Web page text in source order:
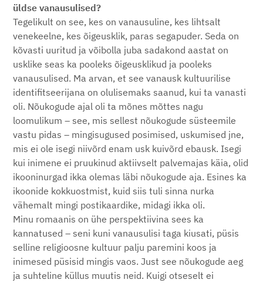
üldse vanausulised?
Tegelikult on see, kes on vanausuline, kes lihtsalt
venekeelne, kes õigeusklik, paras segapuder. Seda on
kõvasti uuritud ja võibolla juba sadakond aastat on
usklike seas ka pooleks õigeusklikud ja pooleks
vanausulised. Ma arvan, et see vanausk kultuurilise
identifitseerijana on olulisemaks saanud, kui ta vanasti
oli. Nõukogude ajal oli ta mõnes mõttes nagu
loomulikum – see, mis sellest nõukogude süsteemile
vastu pidas – mingisugused posimised, uskumised jne,
mis ei ole isegi niivõrd enam usk kuivõrd ebausk. Isegi
kui inimene ei pruukinud aktiivselt palvemajas käia, olid
ikooninurgad ikka olemas läbi nõukogude aja. Esines ka
ikoonide kokkuostmist, kuid siis tuli sinna nurka
vähemalt mingi postikaardike, midagi ikka oli.
Minu romaanis on ühe perspektiivina sees ka
kannatused – seni kuni vanausulisi taga kiusati, püsis
selline religioosne kultuur palju paremini koos ja
inimesed püsisid mingis vaos. Just see nõukogude aeg
ja suhteline küllus muutis neid. Kuigi otseselt ei